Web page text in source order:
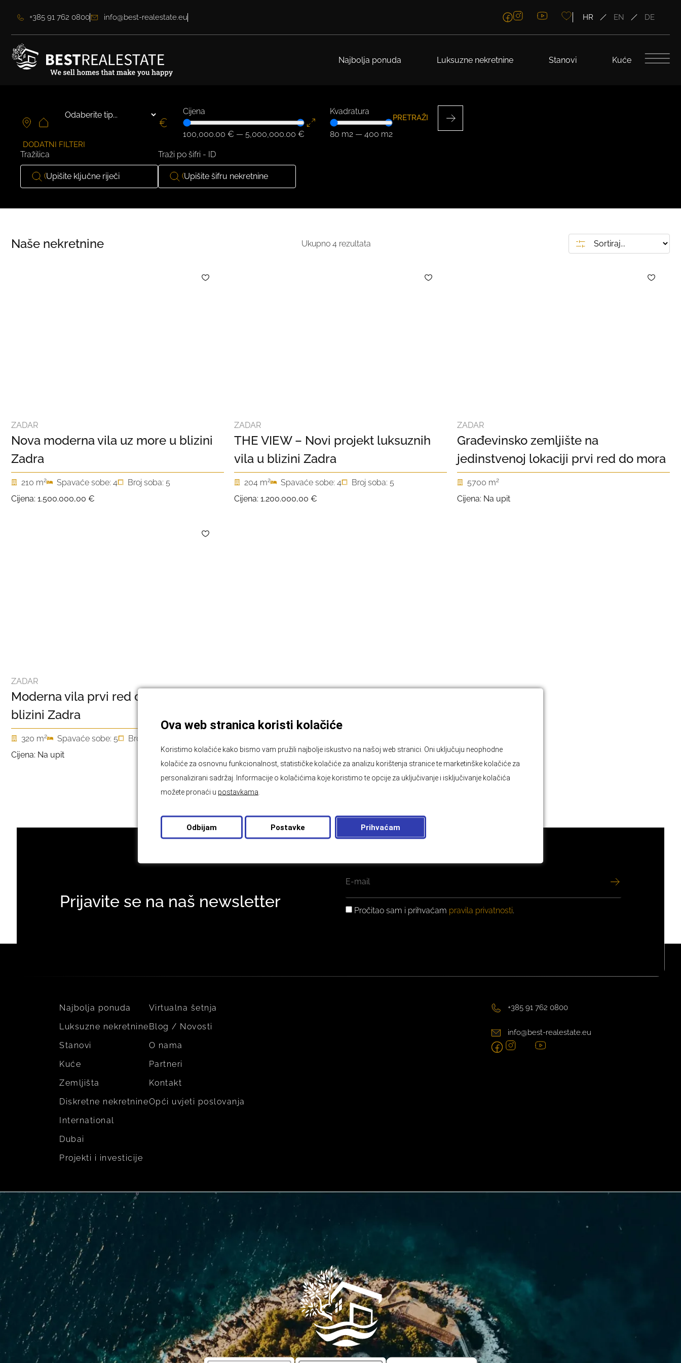
+385 91 762 0800 info@best-realestate.eu HR EN DE
Najbolja ponuda Luksuzne nekretnine Stanovi Kuće
Cijena
100,000.00 € — 5,000,000.00 €
Kvadratura
80 m2 — 400 m2
PRETRAŽI
DODATNI FILTERI
Tražilica Traži po šifri - ID
Naše nekretnine Ukupno 4 rezultata
ZADAR
Nova moderna vila uz more u blizini
Zadra
210 m2 Spavaće sobe: 4
Broj soba: 5
Cijena: 1.500.000,00 €
ZADAR
THE VIEW – Novi projekt luksuznih
vila u blizini Zadra
204 m2 Spavaće sobe: 4
Broj soba: 5
Cijena: 1.200.000,00 €
ZADAR
Građevinsko zemljište na
jedinstvenoj lokaciji prvi red do mora
5700 m2
Cijena: Na upit
ZADAR
Moderna vila prvi red do mora u
blizini Zadra
320 m2 Spavaće sobe: 5
Broj soba: 6
Cijena: Na upit
Prijavite se na naš newsletter
GDPR
Pročitao sam i prihvaćam pravila privatnosti.
Najbolja ponuda
Luksuzne nekretnine
Stanovi
Kuće
Zemljišta
Diskretne nekretnine
International
Dubai
Projekti i investicije
Virtualna šetnja
Blog / Novosti
O nama
Partneri
Kontakt
Opći uvjeti poslovanja
+385 91 762 0800
info@best-realestate.eu
Ova web stranica koristi kolačiće
Koristimo kolačiće kako bismo vam pružili najbolje iskustvo na našoj web stranici. Oni uključuju neophodne
kolačiće za osnovnu funkcionalnost, statističke kolačiće za analizu korištenja stranice te marketinške kolačiće za
personalizirani sadržaj. Informacije o kolačićima koje koristimo te opcije za uključivanje i isključivanje kolačića
možete pronaći u postavkama
Prihvaćam
Odbijam Postavke